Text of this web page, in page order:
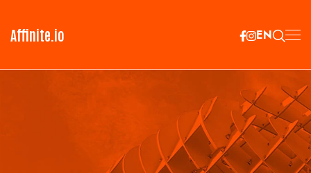
Affinite.io EN